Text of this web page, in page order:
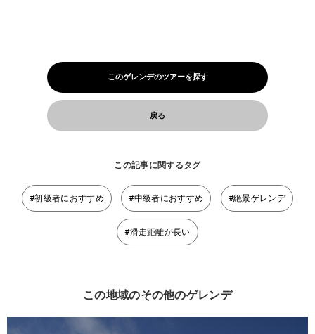
このゲレンデのツアーを探す
戻る
この記事に関するタグ
#初級者におすすめ #中級者におすすめ #絶景ゲレンデ
#滑走距離が長い
この地域のその他のゲレンデ